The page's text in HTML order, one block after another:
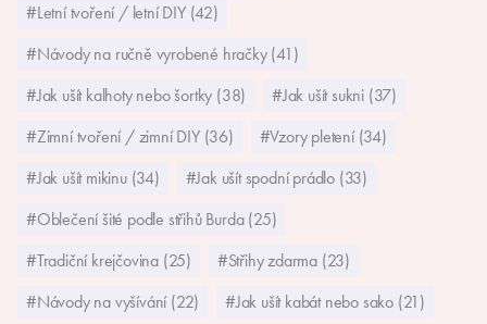
#Letní tvoření / letní DIY (42)
#Návody na ručně vyrobené hračky (41)
#Jak ušít kalhoty nebo šortky (38)
#Jak ušít sukni (37)
#Zimní tvoření / zimní DIY (36)
#Vzory pletení (34)
#Jak ušít mikinu (34)
#Jak ušít spodní prádlo (33)
#Oblečení šité podle střihů Burda (25)
#Tradiční krejčovina (25)
#Střihy zdarma (23)
#Návody na vyšívání (22)
#Jak ušít kabát nebo sako (21)